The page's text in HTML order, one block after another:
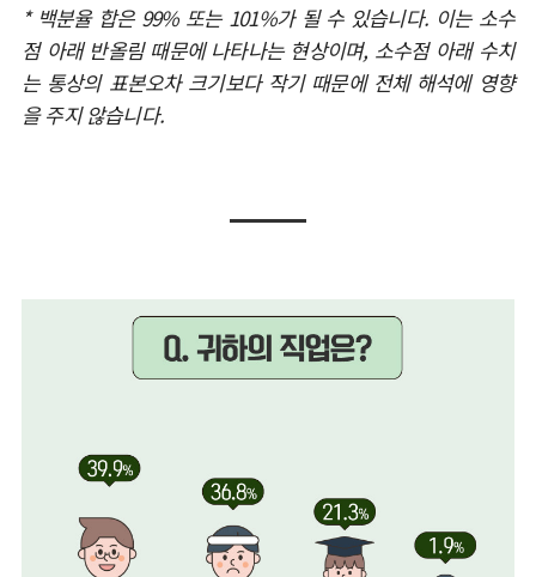
* 백분율 합은99% 또는101%가 될 수 있습니다. 이는 소수
점 아래 반올림 때문에 나타나는 현상이며, 소수점 아래 수치
는 통상의 표본오차 크기보다 작기 때문에 전체 해석에 영향
을 주지 않습니다.